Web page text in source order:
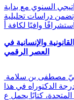
السنوي مع بداية
وتضمن دراسات تحليلية
وافيًا لكافة أ
والإنسانية في
العصر الرقمي
الدكتوراه في هذا
كتابًا يحمل ع